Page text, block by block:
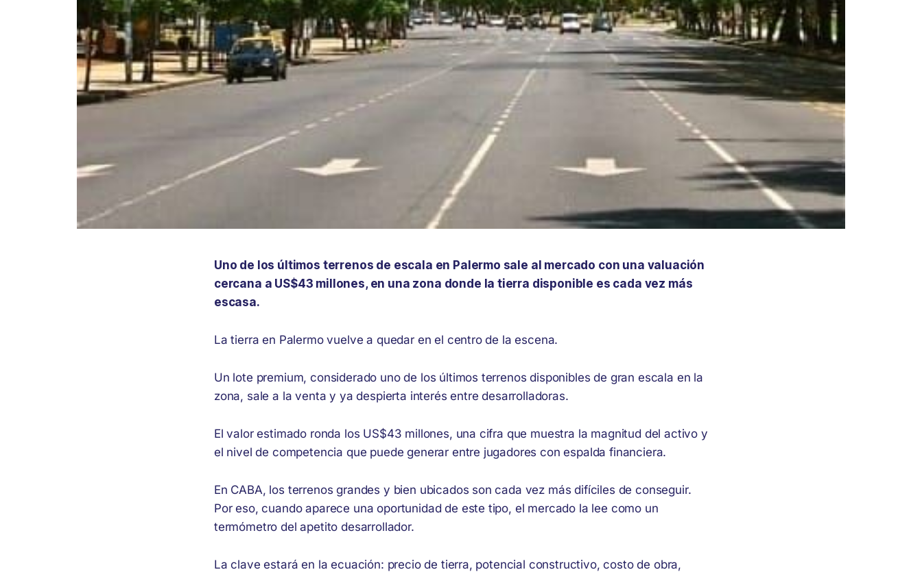
Uno de los últimos terrenos de escala en Palermo sale al mercado con una valuación
cercana a US$43 millones, en una zona donde la tierra disponible es cada vez más
escasa.
La tierra en Palermo vuelve a quedar en el centro de la escena.
Un lote premium, considerado uno de los últimos terrenos disponibles de gran escala en la
zona, sale a la venta y ya despierta interés entre desarrolladoras.
El valor estimado ronda los US$43 millones, una cifra que muestra la magnitud del activo y
el nivel de competencia que puede generar entre jugadores con espalda financiera.
En CABA, los terrenos grandes y bien ubicados son cada vez más difíciles de conseguir.
Por eso, cuando aparece una oportunidad de este tipo, el mercado la lee como un
termómetro del apetito desarrollador.
La clave estará en la ecuación: precio de tierra, potencial constructivo, costo de obra,